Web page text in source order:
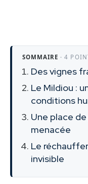
SOMMAIRE · 4
Des vignes
Le Mildiou :
conditions
Une place
menacée
Le
invisible